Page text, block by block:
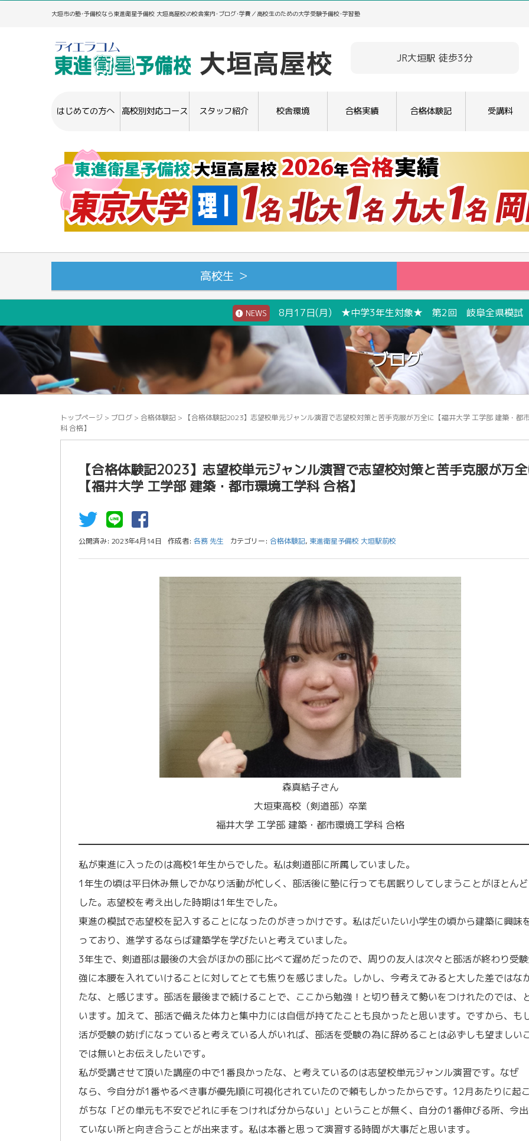
大垣市の塾･予備校なら東進衛星予備校 大垣高屋校の校舎案内･ブログ･学費／高校生のための大学受験予備校･学習塾
JR大垣駅 徒歩3分
はじめての方へ 高校別対応コース スタッフ紹介 校舎環境 合格実績 合格体験記 受講料
高校生 ＞
NEWS 8月17日(月) ★中学3年生対象★ 第2回 岐阜全県模試
ブログ
トップページ > ブログ > 合格体験記 >
【合格体験記2023】志望校単元ジャンル演習で志望校対策と苦手克服が万全に【福井大学 工学部 建築・都
科 合格】
【合格体験記2023】志望校単元ジャンル演習で志望校対策と苦手克服が万
【福井大学 工学部 建築・都市環境工学科 合格】
公開済み: 2023年4月14日 作成者: 各務 先生 カテゴリー: 合格体験記, 東進衛星予備校 大垣駅前校
森真結子さん
大垣東高校（剣道部）卒業
福井大学 工学部 建築・都市環境工学科 合格
私が東進に入ったのは高校1年生からでした。私は剣道部に所属していました。
1年生の頃は平日休み無しでかなり活動が忙しく、部活後に塾に行っても居眠りしてしまうことがほとん
した。志望校を考え出した時期は1年生でした。
東進の模試で志望校を記入することになったのがきっかけです。私はだいたい小学生の頃から建築に興味
っており、進学するならば建築学を学びたいと考えていました。
3年生で、剣道部は最後の大会がほかの部に比べて遅めだったので、周りの友人は次々と部活が終わり受
強に本腰を入れていけることに対してとても焦りを感じました。しかし、今考えてみると大した差ではな
たな、と感じます。部活を最後まで続けることで、ここから勉強！と切り替えて勢いをつけれたのでは、
います。加えて、部活で備えた体力と集中力には自信が持てたことも良かったと思います。ですから、も
活が受験の妨げになっていると考えている人がいれば、部活を受験の為に辞めることは必ずしも望ましい
では無いとお伝えしたいです。
私が受講させて頂いた講座の中で1番良かったな、と考えているのは志望校単元ジャンル演習です。なぜ
なら、今自分が1番やるべき事が優先順に可視化されていたので頼もしかったからです。12月あたりに起
がちな「どの単元も不安でどれに手をつければ分からない」ということが無く、自分の1番伸びる所、今
ていない所と向き合うことが出来ます。私は本番と思って演習する時間が大事だと思います。